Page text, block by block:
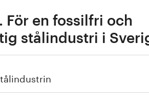
För en fossilfri och
stålindustri i